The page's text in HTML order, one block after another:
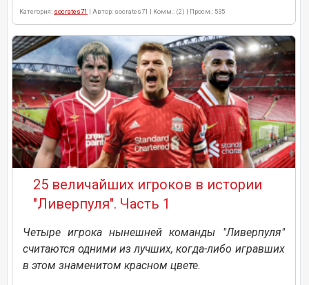
Категория: socrates71 | Автор: socrates71 | Комм.: (2) | Просм.: 535
25 величайших игроков в истории
"Ливерпуля". Часть 1
Четыре игрока нынешней команды "Ливерпуля"
считаются одними из лучших, когда-либо игравших
в этом знаменитом красном цвете.